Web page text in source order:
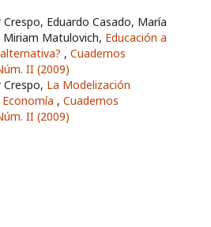
Eduardo Casado, María
Matulovich, Educación a
, Cuadernos
II (2009)
La Modelización
, Cuadernos
II (2009)